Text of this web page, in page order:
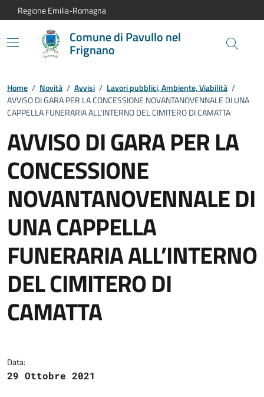
Vai al contenuto principale
Vai alla navigazione del sito
Vai al piede di pagina
Regione Emilia-Romagna
Comune di Pavullo nel
Frignano
Home / Novità / Avvisi / Lavori pubblici, Ambiente, Viabilità /
AVVISO DI GARA PER LA CONCESSIONE NOVANTANOVENNALE DI UNA
CAPPELLA FUNERARIA ALL’INTERNO DEL CIMITERO DI CAMATTA
AVVISO DI GARA PER LA
CONCESSIONE
NOVANTANOVENNALE DI
UNA CAPPELLA
FUNERARIA ALL’INTERNO
DEL CIMITERO DI
CAMATTA
Data:
29 Ottobre 2021